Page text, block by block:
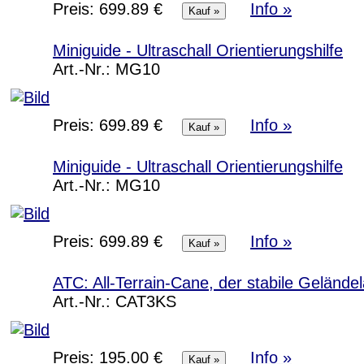
Preis: 699.89 € Info »
Miniguide - Ultraschall Orientierungshilfe
Art.-Nr.: MG10
Preis: 699.89 € Info »
Miniguide - Ultraschall Orientierungshilfe
Art.-Nr.: MG10
Preis: 699.89 € Info »
ATC: All-Terrain-Cane, der stabile
Art.-Nr.: CAT3KS
Preis: 195.00 € Info »